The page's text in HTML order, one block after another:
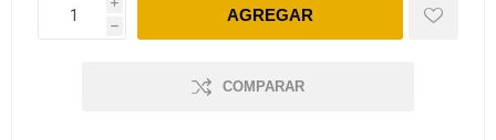
i
h
COMPARAR